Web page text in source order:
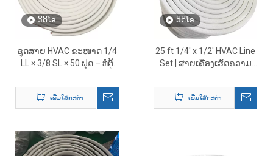
ວິດີໂອ
ຊຸດສາຍ HVAC ຂະໜາດ 1/4
LL × 3/8 SL × 50 ຟຸດ – ທໍ່ຕູ້
ກ່ອນ.
ເພີ່ມໃສ່ກະຕ່າ
ວິດີໂອ
25 ft 1/4' x 1/2' HVAC Line
Set | ສາຍເຄື່ອງເຮັດຄວາມ
ທາງສ່ວນຫນ້າຂອງສໍາລັບ
ລະບົບ Mini Split
ເພີ່ມໃສ່ກະຕ່າ